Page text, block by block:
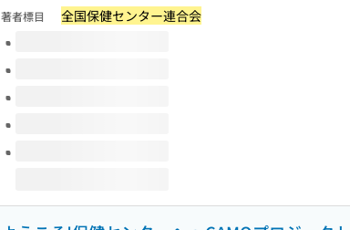
著者標目 全国保健センター連合会
このタイトルの巻号